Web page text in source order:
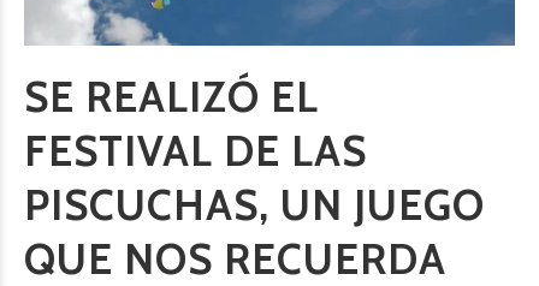
SE REALIZÓ EL
FESTIVAL DE LAS
PISCUCHAS, UN JUEGO
QUE NOS RECUERDA